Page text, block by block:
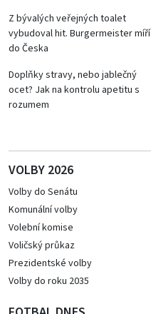
Z bývalých veřejných toalet
vybudoval hit. Burgermeister míří
do Česka
Doplňky stravy, nebo jablečný
ocet? Jak na kontrolu apetitu s
rozumem
VOLBY 2026
Volby do Senátu
Komunální volby
Volební komise
Voličský průkaz
Prezidentské volby
Volby do roku 2035